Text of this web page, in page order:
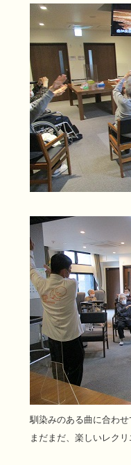
馴染みのある曲に合わ
まだまだ、楽しいレク